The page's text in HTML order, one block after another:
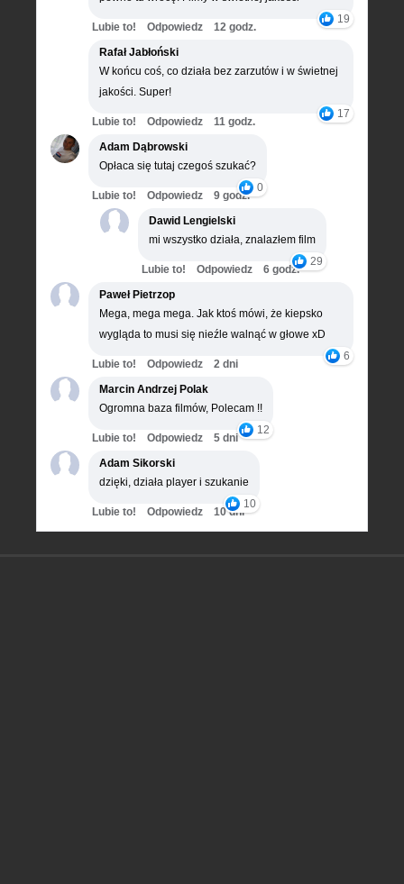
19
Lubie to! Odpowiedz
12 godz.
Rafał Jabłoński
W końcu coś, co działa bez zarzutów i w świetnej
jakości. Super!
17
Lubie to! Odpowiedz
11 godz.
Adam Dąbrowski
Opłaca się tutaj czegoś szukać?
0
Lubie to! Odpowiedz
9 godz.
Dawid Lengielski
mi wszystko działa, znalazłem film
29
Lubie to! Odpowiedz
6 godz.
Paweł Pietrzop
Mega, mega mega. Jak ktoś mówi, że kiepsko
wygląda to musi się nieźle walnąć w głowe xD
6
Lubie to! Odpowiedz
2 dni
Marcin Andrzej Polak
Ogromna baza filmów, Polecam !!
12
Lubie to! Odpowiedz
5 dni
Adam Sikorski
dzięki, działa player i szukanie
10
Lubie to! Odpowiedz 10 dni